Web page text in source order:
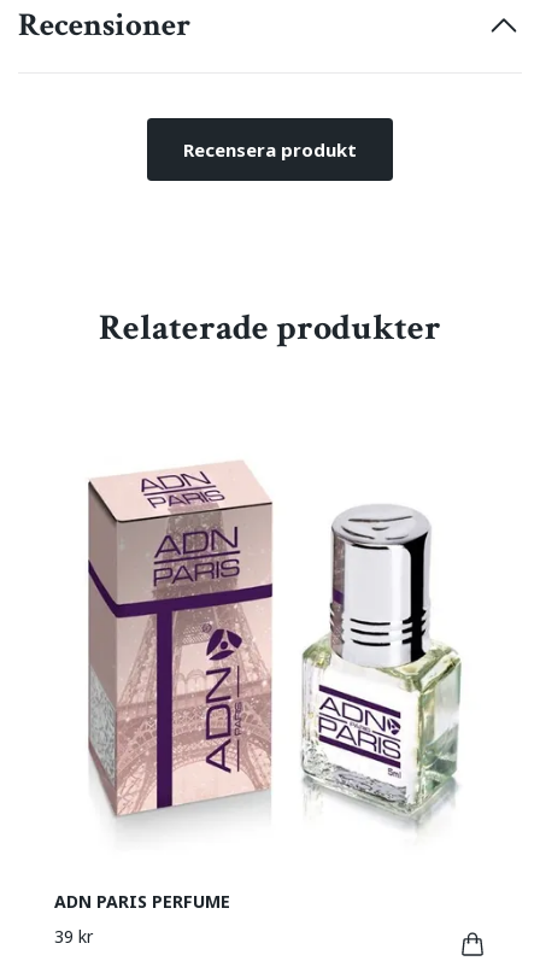
Recensioner
Recensera produkt
Relaterade produkter
ADN PARIS PERFUME
39 kr